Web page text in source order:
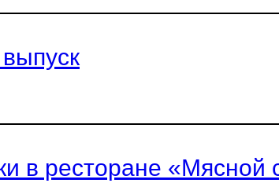
в ресторане «Мясной